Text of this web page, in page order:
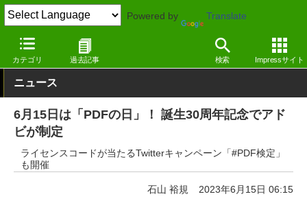
Powered by Translate
カテゴリ 過去記事 検索 Impressサイト
窓の杜 オフィス・ドキュメント ドキュメント Windows
ニュース
6月15日は「PDFの日」！ 誕生30周年記念でアド
ビが制定
ライセンスコードが当たるTwitterキャンペーン「#PDF検定」
も開催
石山 裕規 2023年6月15日 06:15